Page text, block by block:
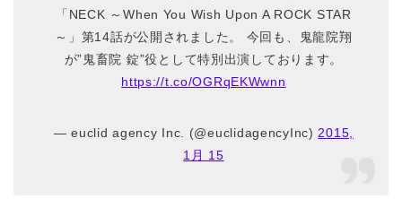
「NECK ～When You Wish Upon A ROCK STAR
～」第14話が公開されました。 今回も、鬼龍院翔
が”鬼畜院 錠”役として特別出演しております。
https://t.co/OGRqEKWwnn
— euclid agency Inc. (@euclidagencyInc) 2015,
1月 15